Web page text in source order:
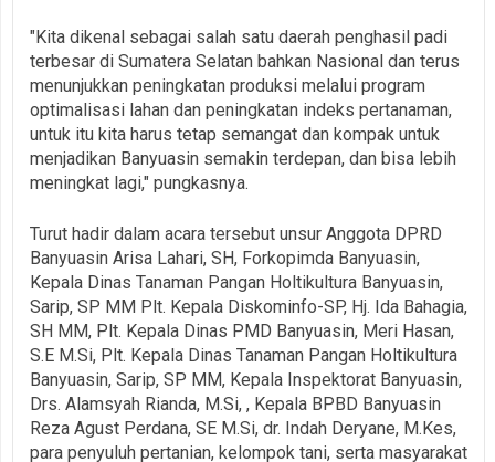
‎"Kita dikenal sebagai salah satu daerah penghasil padi
terbesar di Sumatera Selatan bahkan Nasional dan terus
menunjukkan peningkatan produksi melalui program
optimalisasi lahan dan peningkatan indeks pertanaman,
untuk itu kita harus tetap semangat dan kompak untuk
menjadikan Banyuasin semakin terdepan, dan bisa lebih
meningkat lagi," pungkasnya.
‎Turut hadir dalam acara tersebut unsur Anggota DPRD
Banyuasin Arisa Lahari, SH, Forkopimda Banyuasin,
Kepala Dinas Tanaman Pangan Holtikultura Banyuasin,
Sarip, SP MM Plt. Kepala Diskominfo-SP, Hj. Ida Bahagia,
SH MM, Plt. Kepala Dinas PMD Banyuasin, Meri Hasan,
S.E M.Si, Plt. Kepala Dinas Tanaman Pangan Holtikultura
Banyuasin, Sarip, SP MM, Kepala Inspektorat Banyuasin,
Drs. Alamsyah Rianda, M.Si, , Kepala BPBD Banyuasin
Reza Agust Perdana, SE M.Si, dr. Indah Deryane, M.Kes,
para penyuluh pertanian, kelompok tani, serta masyarakat